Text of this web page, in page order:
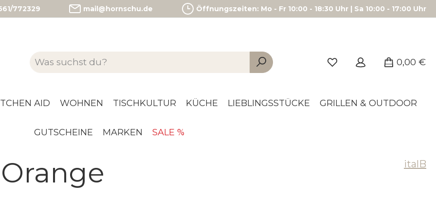
772329 mail@hornschu.de Öffnungszeiten: Mo - Fr 10:00 - 18:30 Uhr | Sa 10:00 - 17:00 Uhr
0,00 €
AID WOHNEN TISCHKULTUR KÜCHE LIEBLINGSSTÜCKE GRILLEN & OUTDOOR
GUTSCHEINE MARKEN SALE %
italB